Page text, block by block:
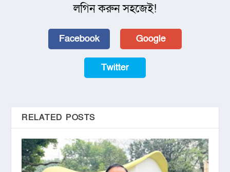
লগিন করুন সহজেই!
Facebook Google
Twitter
RELATED POSTS